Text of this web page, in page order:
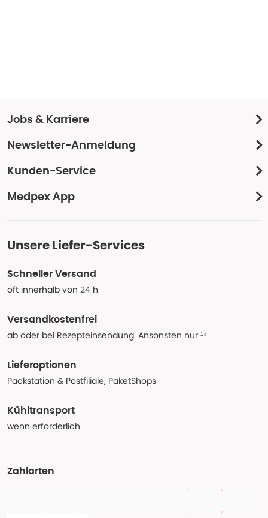
Jobs & Karriere
Newsletter-Anmeldung
Kunden-Service
Medpex App
Unsere Liefer-Services
Schneller Versand
oft innerhalb von 24 h
Versandkostenfrei
ab oder bei Rezepteinsendung. Ansonsten nur ¹⁴
Lieferoptionen
Packstation & Postfiliale, PaketShops
Kühltransport
wenn erforderlich
Zahlarten